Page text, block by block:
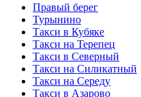
Правый берег
Турынино
Такси в Кубяке
Такси на Терепец
Такси в Северный
Такси на Силикатный
Такси на Середу
Такси в Азарово